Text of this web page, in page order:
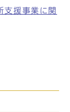
支援事業に関